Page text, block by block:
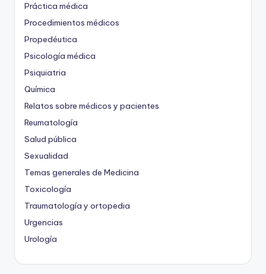
Práctica médica
Procedimientos médicos
Propedéutica
Psicología médica
Psiquiatria
Química
Relatos sobre médicos y pacientes
Reumatología
Salud pública
Sexualidad
Temas generales de Medicina
Toxicología
Traumatología y ortopedia
Urgencias
Urología